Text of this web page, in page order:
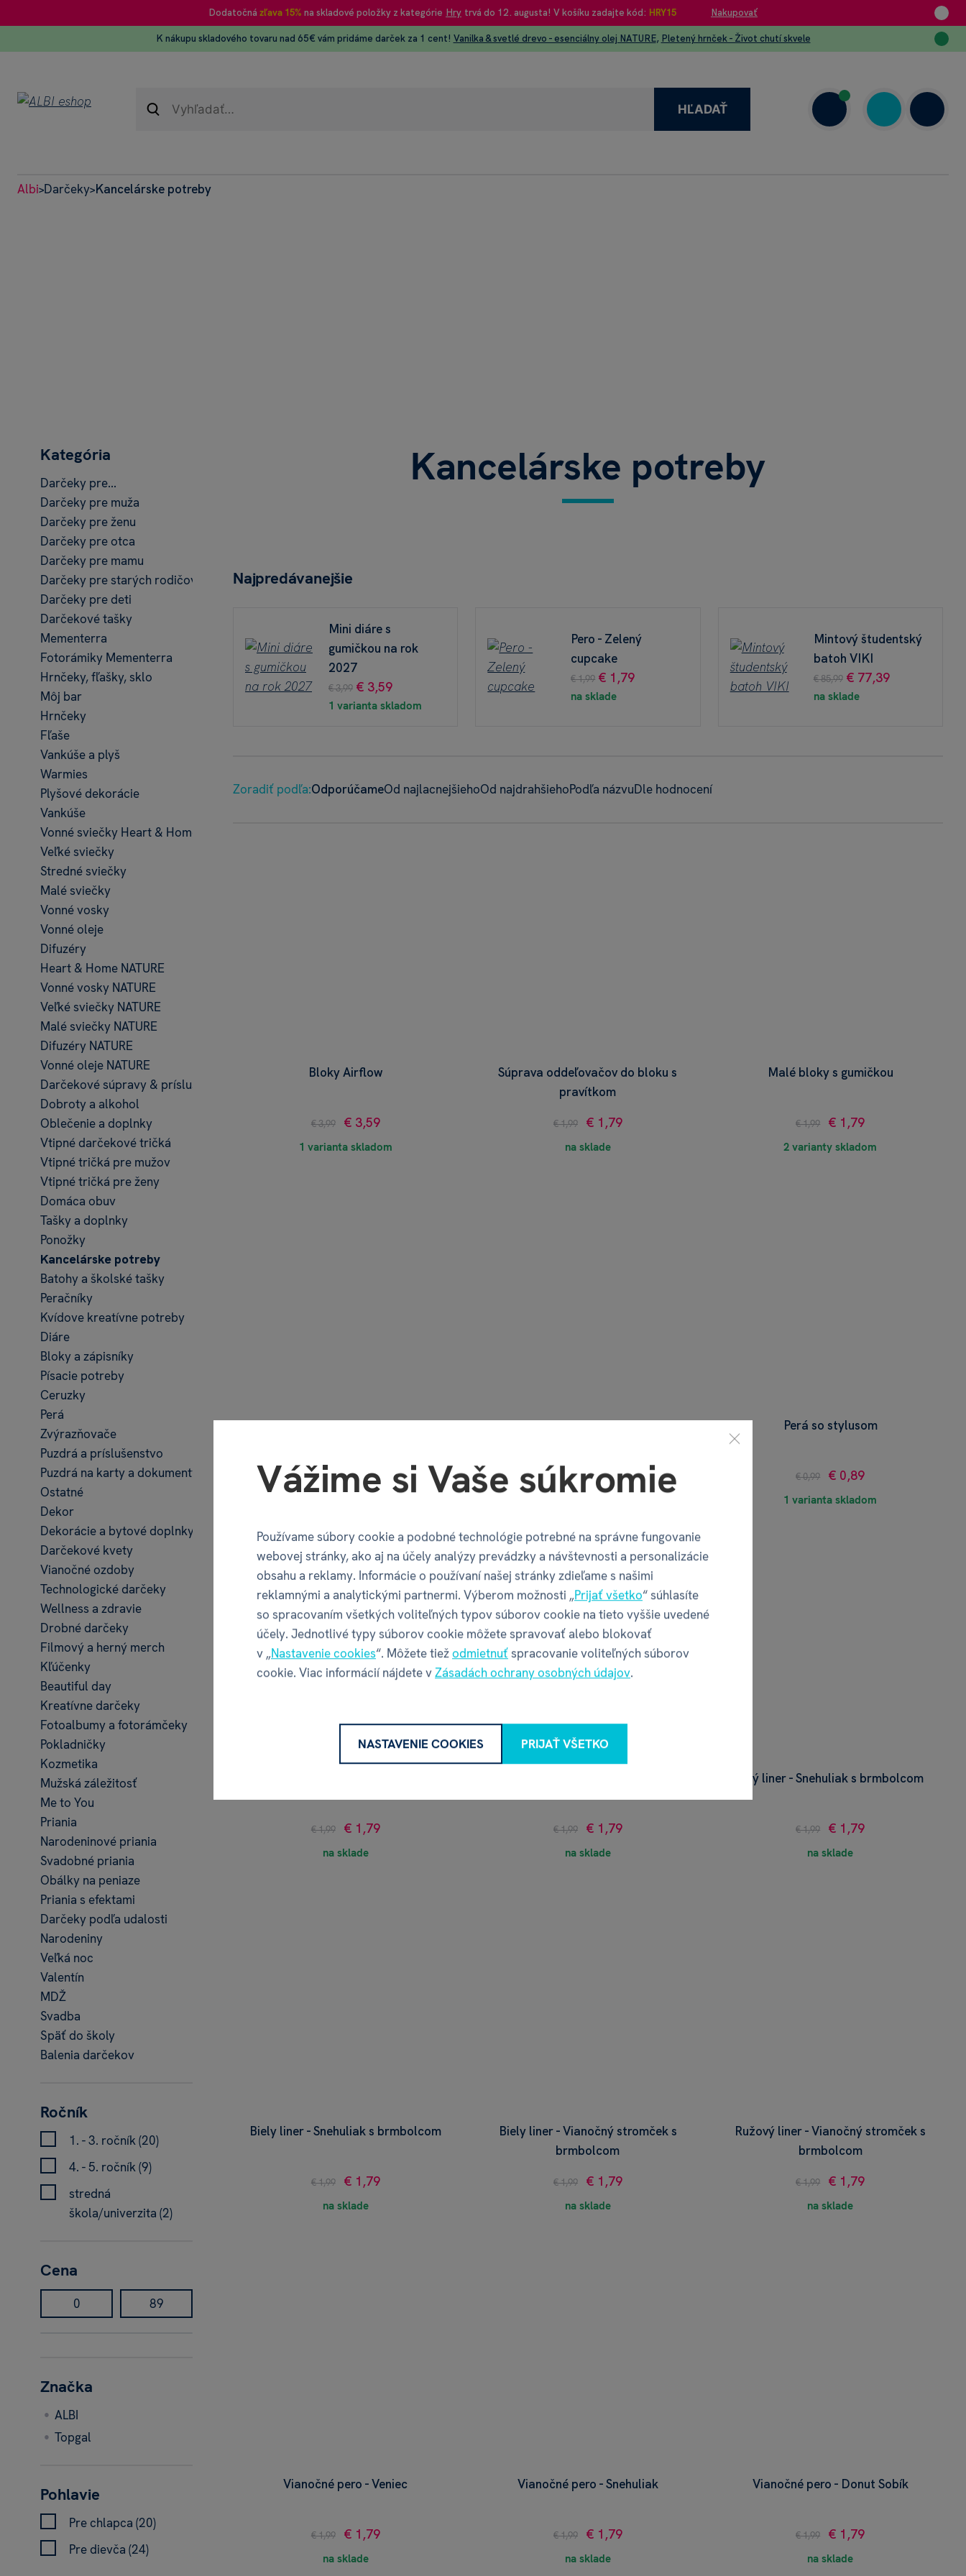
Dodatočná zľava 15% na skladové položky z kategórie Hry trvá do 12. augusta! V košíku zadajte kód: HRY15 Nakupovať
K nákupu skladového tovaru nad 65€ vám pridáme darček za 1 cent! Vanilka & svetlé drevo - esenciálny olej NATURE, Pletený hrnček - Život chutí skvele
HĽADAŤ
Albi>Darčeky>Kancelárske potreby
Kategória
Darčeky pre...
Darčeky pre muža
Darčeky pre ženu
Darčeky pre otca
Darčeky pre mamu
Darčeky pre starých rodičov
Darčeky pre deti
Darčekové tašky
Mementerra
Fotorámiky Mementerra
Hrnčeky, fľašky, sklo
Môj bar
Hrnčeky
Fľaše
Vankúše a plyš
Warmies
Plyšové dekorácie
Vankúše
Vonné sviečky Heart & Home
Veľké sviečky
Stredné sviečky
Malé sviečky
Vonné vosky
Vonné oleje
Difuzéry
Heart & Home NATURE
Vonné vosky NATURE
Veľké sviečky NATURE
Malé sviečky NATURE
Difuzéry NATURE
Vonné oleje NATURE
Darčekové súpravy & príslušenstvo
Dobroty a alkohol
Oblečenie a doplnky
Vtipné darčekové tričká
Vtipné tričká pre mužov
Vtipné tričká pre ženy
Domáca obuv
Tašky a doplnky
Ponožky
Kancelárske potreby
Batohy a školské tašky
Peračníky
Kvídove kreatívne potreby
Diáre
Bloky a zápisníky
Písacie potreby
Ceruzky
Perá
Zvýrazňovače
Puzdrá a príslušenstvo
Puzdrá na karty a dokumenty
Ostatné
Dekor
Dekorácie a bytové doplnky
Darčekové kvety
Vianočné ozdoby
Technologické darčeky
Wellness a zdravie
Drobné darčeky
Filmový a herný merch
Kľúčenky
Beautiful day
Kreatívne darčeky
Fotoalbumy a fotorámčeky
Pokladničky
Kozmetika
Mužská záležitosť
Me to You
Priania
Narodeninové priania
Svadobné priania
Obálky na peniaze
Priania s efektami
Darčeky podľa udalosti
Narodeniny
Veľká noc
Valentín
MDŽ
Svadba
Späť do školy
Balenia darčekov
Ročník
1. - 3. ročník (20)
4. - 5. ročník (9)
stredná
škola/univerzita (2)
Cena
Značka
ALBI
Topgal
Pohlavie
Pre chlapca (20)
Pre dievča (24)
Kancelárske potreby
Najpredávanejšie
Mini diáre s
gumičkou na rok
2027
1 varianta skladom
€ 3,99 € 3,59
Pero - Zelený
cupcake
na sklade
€ 1,99 € 1,79
Mintový študentský
batoh VIKI
na sklade
€ 85,99 € 77,39
Zoradiť podľa:OdporúčameOd najlacnejšiehoOd najdrahšiehoPodľa názvuDle hodnocení
Bloky Airflow
€ 3,99 € 3,59
1 varianta skladom
Súprava oddeľovačov do bloku s
pravítkom
€ 1,99 € 1,79
na sklade
Malé bloky s gumičkou
€ 1,99 € 1,79
2 varianty skladom
Bloky s gumičkou
€ 4,99 € 4,49
Dizajnové perá
€ 1,99 € 1,79
Perá so stylusom
€ 0,99 € 0,89
1 varianta skladom
€ 1,99 € 1,79
na sklade
€ 1,99 € 1,79
na sklade
Sivý liner - Snehuliak s brmbolcom
€ 1,99 € 1,79
na sklade
Biely liner - Snehuliak s brmbolcom
€ 1,99 € 1,79
na sklade
Biely liner - Vianočný stromček s
brmbolcom
€ 1,99 € 1,79
na sklade
Ružový liner - Vianočný stromček s
brmbolcom
€ 1,99 € 1,79
na sklade
Vianočné pero - Veniec
€ 1,99 € 1,79
na sklade
Vianočné pero - Snehuliak
€ 1,99 € 1,79
na sklade
Vianočné pero - Donut Sobík
€ 1,99 € 1,79
na sklade
Vážime si Vaše súkromie
Používame súbory cookie a podobné technológie potrebné na správne fungovanie
webovej stránky, ako aj na účely analýzy prevádzky a návštevnosti a personalizácie
obsahu a reklamy. Informácie o používaní našej stránky zdieľame s našimi
reklamnými a analytickými partnermi. Výberom možnosti „Prijať všetko“ súhlasíte
so spracovaním všetkých voliteľných typov súborov cookie na tieto vyššie uvedené
účely. Jednotlivé typy súborov cookie môžete spravovať alebo blokovať
v „Nastavenie cookies“. Môžete tiežodmietnuťspracovanie voliteľných súborov
cookie. Viac informácií nájdete vZásadách ochrany osobných údajov.
NASTAVENIE COOKIES PRIJAŤ VŠETKO